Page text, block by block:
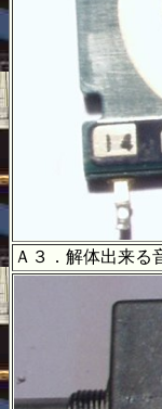
Ａ３．解体出来